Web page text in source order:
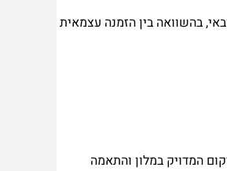
בהשוואה בין הזמנה עצמאית
המדויק במלון והתאמה